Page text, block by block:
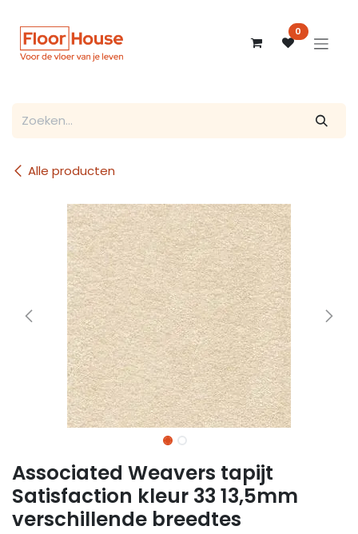
0
Alle producten
Associated Weavers tapijt
Satisfaction kleur 33 13,5mm
verschillende breedtes